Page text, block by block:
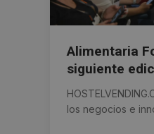
Alimentaria
siguiente
los negocios e